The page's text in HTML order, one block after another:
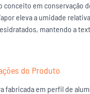
conceito em conservação
eleva a umidade
mantendo a
do Produto
fabricada em perfil de